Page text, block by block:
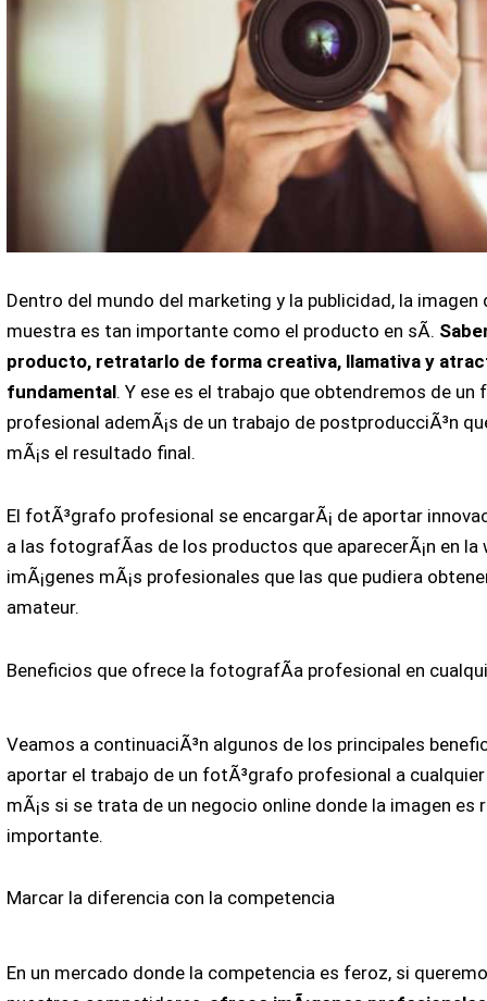
Dentro del mundo del marketing y la publicidad, la imagen
muestra es tan importante como el producto en sÃ­.
producto, retratarlo de forma creativa, llamativa y
fundamental. Y ese es el trabajo que obtendremos de un
profesional ademÃ¡s de un trabajo de postproducciÃ³n
mÃ¡s el resultado final.
El fotÃ³grafo profesional se encargarÃ¡ de aportar
a las fotografÃ­as de los productos que aparecerÃ¡n en la
imÃ¡genes mÃ¡s profesionales que las que pudiera
amateur.
Beneficios que ofrece la fotografÃ­a profesional en
Veamos a continuaciÃ³n algunos de los principales
aportar el trabajo de un fotÃ³grafo profesional a
mÃ¡s si se trata de un negocio online donde la imagen es
importante.
Marcar la diferencia con la competencia
En un mercado donde la competencia es feroz, si